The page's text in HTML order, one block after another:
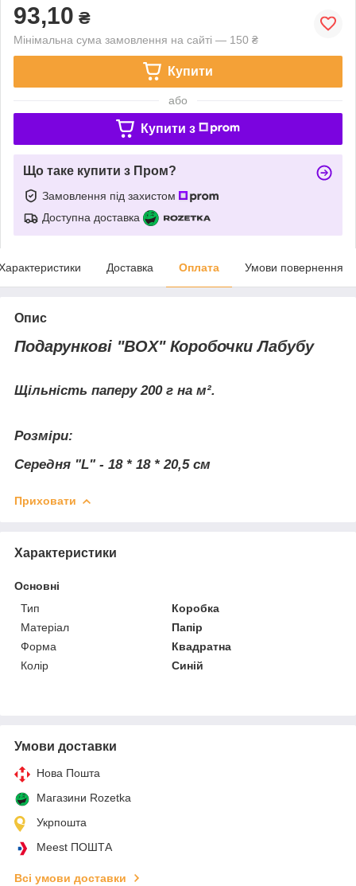
93,10 ₴
Мінімальна сума замовлення на сайті — 150 ₴
Купити
або
Купити з
Що таке купити з Пром?
Замовлення під захистом
Доступна доставка
Доставка Оплата Умови повернення
Опис
Подарункові "BOX" Коробочки Лабубу
Щільність паперу 200 г на м².
Розміри:
Середня "L" - 18 * 18 * 20,5 cм
Приховати
Характеристики
Основні
Тип
Коробка
Матеріал
Папір
Форма
Квадратна
Колір
Синій
Умови доставки
Нова Пошта
Магазини Rozetka
Укрпошта
Meest ПОШТА
Всі умови доставки